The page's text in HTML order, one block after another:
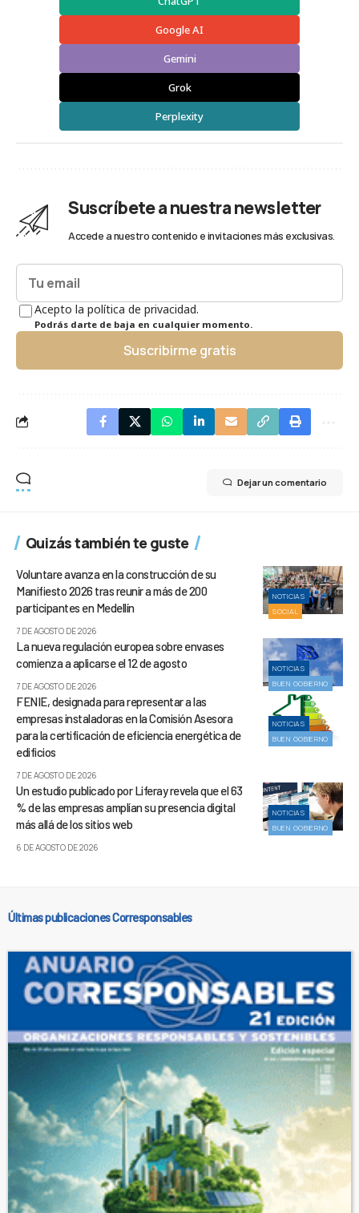
Google AI
Gemini
Grok
Perplexity
Suscríbete a nuestra newsletter
Accede a nuestro contenido e invitaciones más exclusivas.
Acepto la política de privacidad.
Podrás darte de baja en cualquier momento.
Suscribirme gratis
Dejar un comentario
Quizás también te guste
NOTICIAS
SOCIAL
Voluntare avanza en la construcción de su
Manifiesto 2026 tras reunir a más de 200
participantes en Medellín
7 DE AGOSTO DE 2026
NOTICIAS
BUEN GOBIERNO
La nueva regulación europea sobre envases
comienza a aplicarse el 12 de agosto
7 DE AGOSTO DE 2026
NOTICIAS
BUEN GOBIERNO
FENIE, designada para representar a las
empresas instaladoras en la Comisión Asesora
para la certificación de eficiencia energética de
edificios
7 DE AGOSTO DE 2026
NOTICIAS
BUEN GOBIERNO
Un estudio publicado por Liferay revela que el 63
% de las empresas amplían su presencia digital
más allá de los sitios web
6 DE AGOSTO DE 2026
Últimas publicaciones Corresponsables